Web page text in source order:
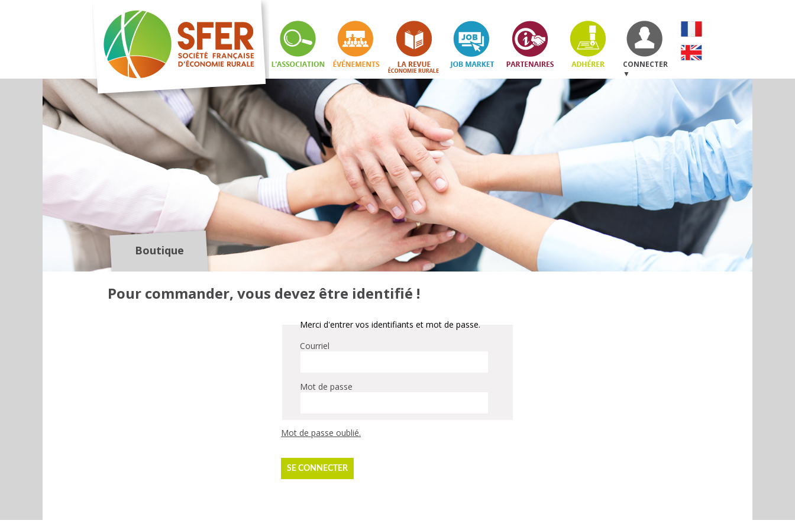
CONNECTER
▼
Boutique
Pour commander, vous devez être identifié !
Merci d'entrer vos identifiants et mot de passe.
Courriel
Mot de passe
Mot de passe oublié.
SE CONNECTER